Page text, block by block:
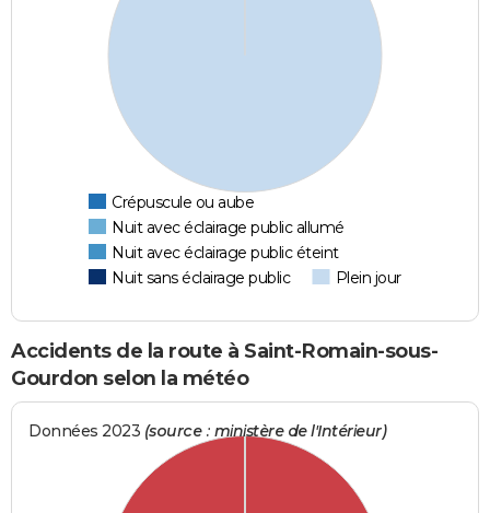
Crépuscule ou aube
Nuit avec éclairage public allumé
Nuit avec éclairage public éteint
Nuit sans éclairage public
Plein jour
Accidents de la route à Saint-Romain-sous-
Gourdon selon la météo
Données 2023 (source : ministère de l'Intérieur)